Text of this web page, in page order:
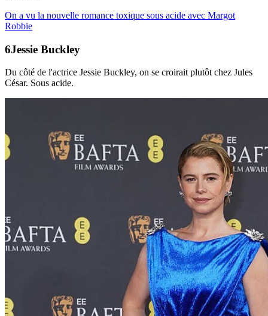
On a vu la nouvelle romance toxique sous acide avec Margot
Robbie
Jessie Buckley
Du côté de l'actrice Jessie Buckley, on se croirait plutôt chez Jules
César. Sous acide.